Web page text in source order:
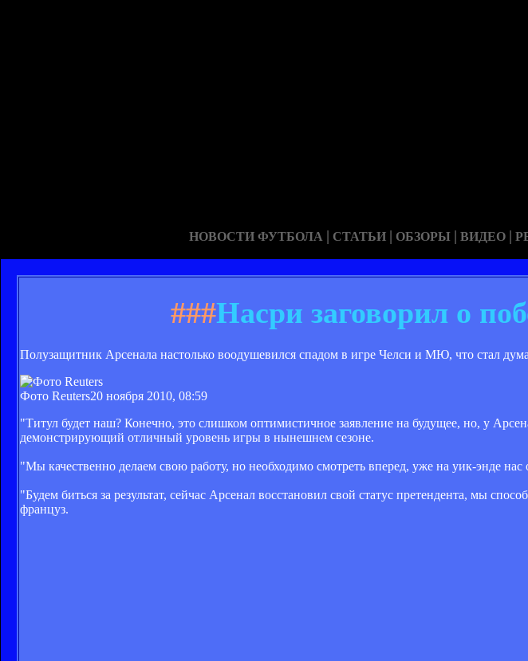
НОВОСТИ ФУТБОЛА | СТАТЬИ | ОБЗОРЫ | ВИДЕО |
###Насри заговорил о
Полузащитник Арсенала настолько воодушевился спадом в игре Челси и МЮ, что стал
Фото Reuters20 ноября 2010, 08:59
"Титул будет наш? Конечно, это слишком оптимистичное заявление на будущее, но, у
демонстрирующий отличный уровень игры в нынешнем сезоне.
"Мы качественно делаем свою работу, но необходимо смотреть вперед, уже на уик-энде
"Будем биться за результат, сейчас Арсенал восстановил свой статус претендента, мы
француз.